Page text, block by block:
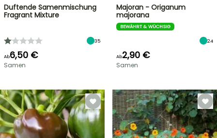
Duftende Samenmischung
Fragrant Mixture
35
Ab6,50 €
Samen
Majoran - Origanum
majorana
BEWÄHRT & WÜCHSIG
24
Ab2,90 €
Samen